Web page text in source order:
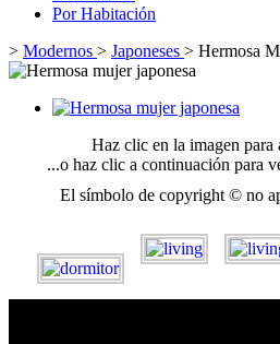
Por Habitación
> Modernos > Japoneses > Hermosa
Haz clic en la imagen para
...o haz clic a continuación para
El símbolo de copyright © no